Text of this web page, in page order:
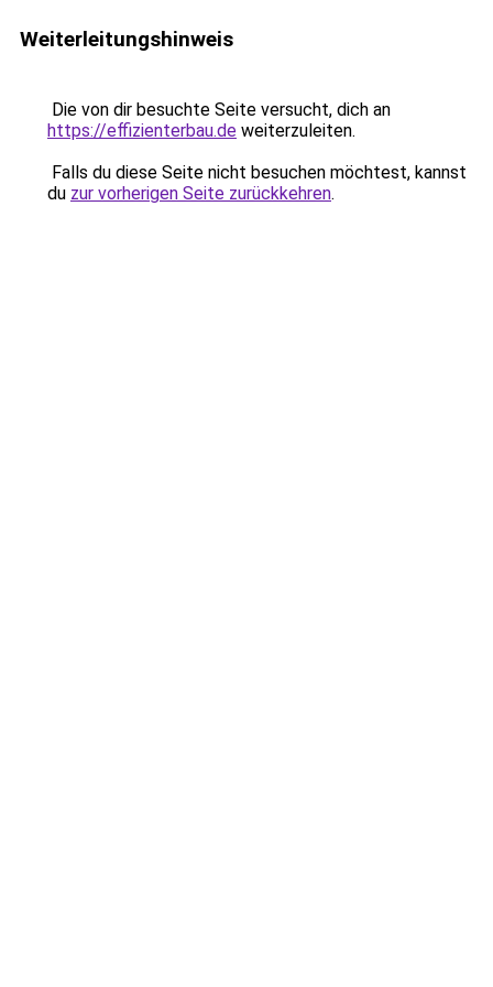
Weiterleitungshinweis
Die von dir besuchte Seite versucht, dich an
https://effizienterbau.de weiterzuleiten.
Falls du diese Seite nicht besuchen möchtest, kannst
du zur vorherigen Seite zurückkehren.